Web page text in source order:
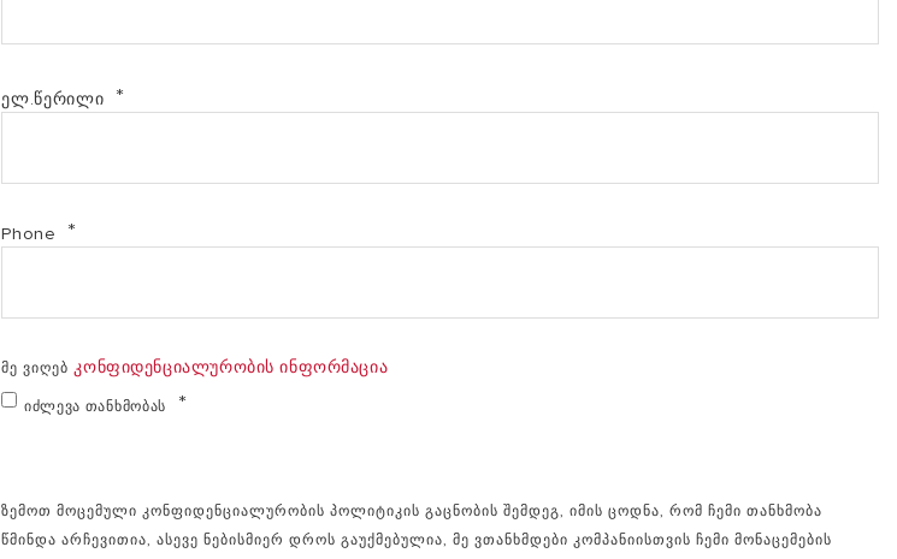
ელ.წერილი
Phone
მე ვიღებᲙონფიდენციალურობის Ინფორმაცია
Იძლევა Თანხმობას
ზემოთ მოცემული კონფიდენციალურობის პოლიტიკის გაცნობის შემდეგ, იმის ცოდნა, რომ ჩემი თანხმობა
წმინდა არჩევითია, ასევე ნებისმიერ დროს გაუქმებულია, მე ვთანხმდები კომპანიისთვის ჩემი მონაცემების